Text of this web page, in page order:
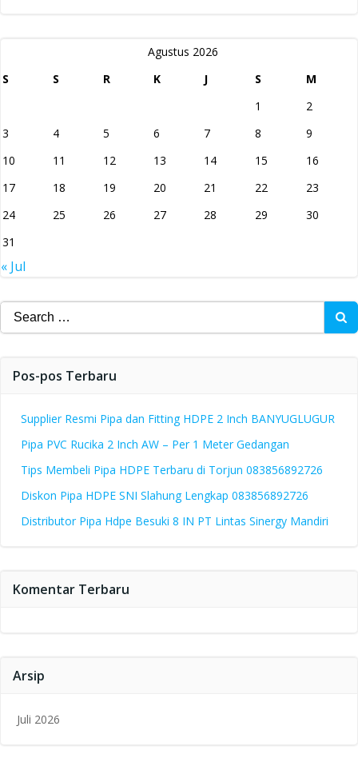
Agustus 2026
S
S R K J S
M
1
2
3
4 5 6 7 8
9
10
11 12 13 14 15
16
17
18 19 20 21 22
23
24
25 26 27 28 29
30
31
« Jul
Search
for:
Pos-pos Terbaru
Supplier Resmi Pipa dan Fitting HDPE 2 Inch BANYUGLUGUR
Pipa PVC Rucika 2 Inch AW – Per 1 Meter Gedangan
Tips Membeli Pipa HDPE Terbaru di Torjun 083856892726
Diskon Pipa HDPE SNI Slahung Lengkap 083856892726
Distributor Pipa Hdpe Besuki 8 IN PT Lintas Sinergy Mandiri
Komentar Terbaru
Arsip
Juli 2026